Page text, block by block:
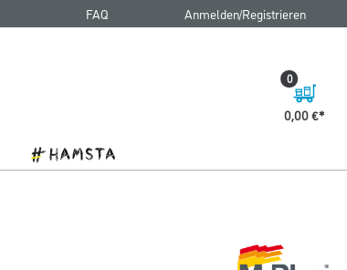
FAQ Anmelden/Registrieren
0,00 €
0